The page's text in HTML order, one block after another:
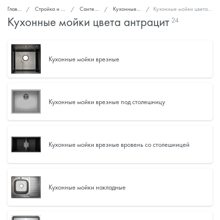
Главная Стройка и ремонт Сантехника Кухонные мойки Кухонные мойки цвета антрацит
Кухонные мойки цвета антрацит 24
Кухонные мойки врезные
Кухонные мойки врезные под столешницу
Кухонные мойки врезные вровень со столешницей
Кухонные мойки накладные